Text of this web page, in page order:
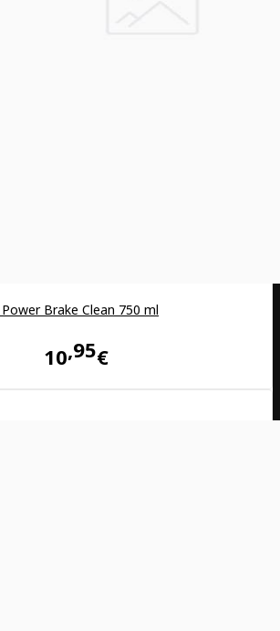
Brake Clean 750 ml
10 95€